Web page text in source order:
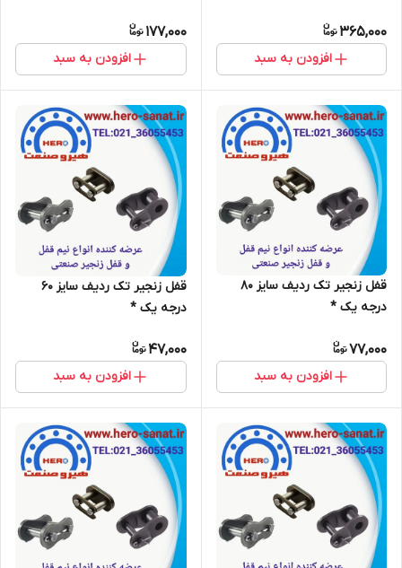
365,000
افزودن به سبد
177,000
افزودن به سبد
قفل زنجیر تک ردیف سایز 80
درجه یک *
77,000
افزودن به سبد
قفل زنجیر تک ردیف سایز 60
درجه یک *
47,000
افزودن به سبد